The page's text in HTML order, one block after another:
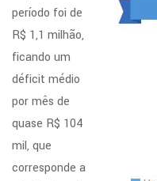
período foi de
R$ 1,1 milhão,
ficando um
déficit médio
por mês de
quase R$ 104
mil, que
corresponde a